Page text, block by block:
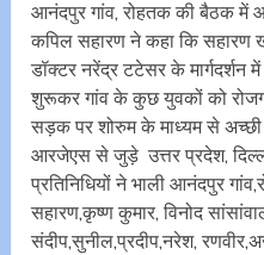
आनंदपुर गांव, रोहतक की बैठक में
कपिल सहारण ने कहा कि सहारण
डॉक्टर नरेंद्र टटेसर के मार्गदर्शन में
शुरूकर गांव के कुछ युवकों को
सड़क पर शोरुम के माध्यम से अच्छी
आरजेएस से जुड़े उत्तर प्रदेश,
प्रतिनिधियों ने भाली आनंदपुर
सहारण,कृष्ण कुमार, विनोद
संदीप,सुनील,प्रदीप,नरेश,